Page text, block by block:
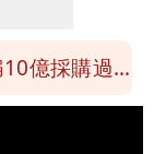
報 24小時
報」 氣象